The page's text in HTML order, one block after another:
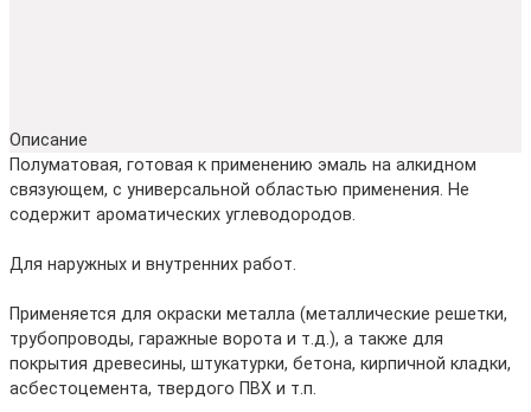
Описание
Полуматовая, готовая к применению эмаль на алкидном
связующем, с универсальной областью применения. Не
содержит ароматических углеводородов.
Для наружных и внутренних работ.
Применяется для окраски металла (металлические решетки,
трубопроводы, гаражные ворота и т.д.), а также для
покрытия древесины, штукатурки, бетона, кирпичной кладки,
асбестоцемента, твердого ПВХ и т.п.